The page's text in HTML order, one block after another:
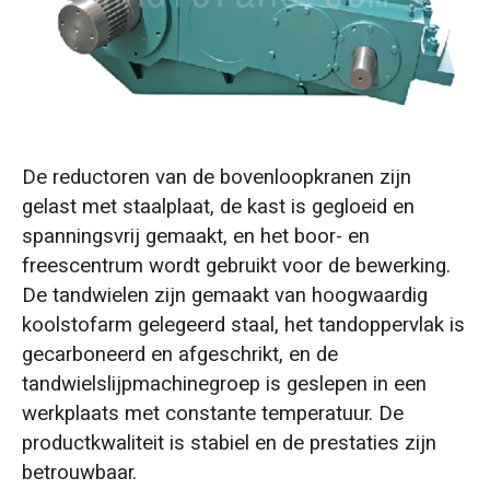
De reductoren van de bovenloopkranen zijn
gelast met staalplaat, de kast is gegloeid en
spanningsvrij gemaakt, en het boor- en
freescentrum wordt gebruikt voor de bewerking.
De tandwielen zijn gemaakt van hoogwaardig
koolstofarm gelegeerd staal, het tandoppervlak is
gecarboneerd en afgeschrikt, en de
tandwielslijpmachinegroep is geslepen in een
werkplaats met constante temperatuur. De
productkwaliteit is stabiel en de prestaties zijn
betrouwbaar.